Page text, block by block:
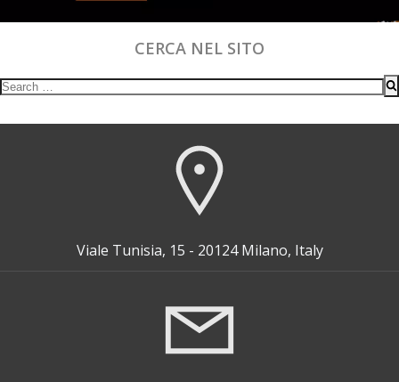
CERCA NEL SITO
Search
Viale Tunisia, 15 - 20124 Milano, Italy